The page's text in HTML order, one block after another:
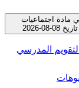
مادة اجتماعيات
2026
التقويم المدرسي